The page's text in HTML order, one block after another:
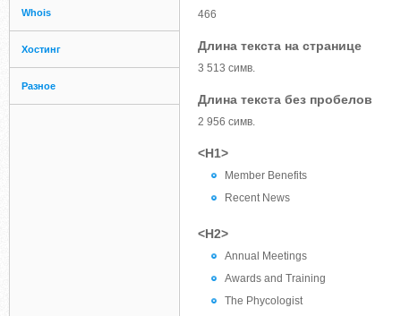
Whois
Хостинг
Разное
466
Длина текста на странице
3 513 симв.
Длина текста без пробелов
2 956 симв.
<H1>
Member Benefits
Recent News
<H2>
Annual Meetings
Awards and Training
The Phycologist